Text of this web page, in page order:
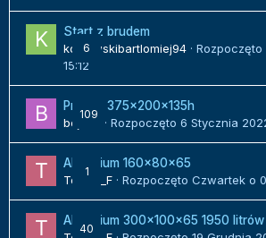
6
Start z brudem
kozlowskibartlomiej94 · Rozpoczęto
15:12
109
Projekt 375x200x135h
bojack
· Rozpoczęto 6 Stycznia
1
Akwarium 160x80x65
Tomek_F · Rozpoczęto Czwartek o
40
Akwarium 300x100x65 1950 litrów